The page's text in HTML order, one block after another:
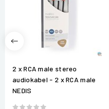
2 x RCA male stereo
audiokabel - 2 x RCA male
NEDIS